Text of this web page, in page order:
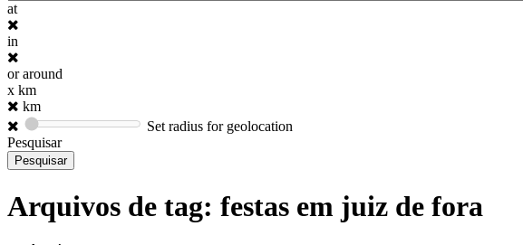
at
in
or around
x km
km
Set radius for geolocation
Pesquisar
Arquivos de tag: festas em juiz de fora